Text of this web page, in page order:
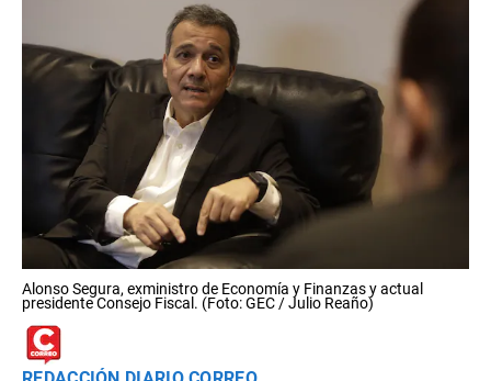
Alonso Segura, exministro de Economía y Finanzas y actual
presidente Consejo Fiscal. (Foto: GEC / Julio Reaño)